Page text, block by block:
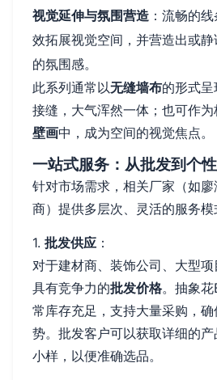
视觉延伸与氛围营造 ：流畅的
效拓展视觉空间，并营造出或
的氛围感。
此系列通常以无缝墙布的形式
接缝，大气浑然一体；也可作
壁画中，成为空间的视觉焦点。
一站式服务：从批发到个
针对市场需求，相关厂家（如
商）提供多层次、灵活的服务模
1. 批发供应 ：
对于建材商、装饰公司、大型
具有竞争力的批发价格。抽象
常库存充足，支持大量采购，
势。批发客户可以获取详细的产
小样，以便准确选品。